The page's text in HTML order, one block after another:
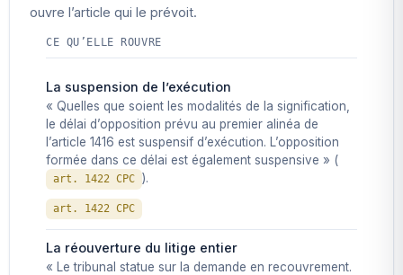
ouvre l’article qui le prévoit.
CE QU’ELLE ROUVRE
La suspension de l’exécution
« Quelles que soient les modalités de la signification,
le délai d’opposition prévu au premier alinéa de
l’article 1416 est suspensif d’exécution. L’opposition
formée dans ce délai est également suspensive » (
art. 1422 CPC ).
art. 1422 CPC
La réouverture du litige entier
« Le tribunal statue sur la demande en recouvrement.